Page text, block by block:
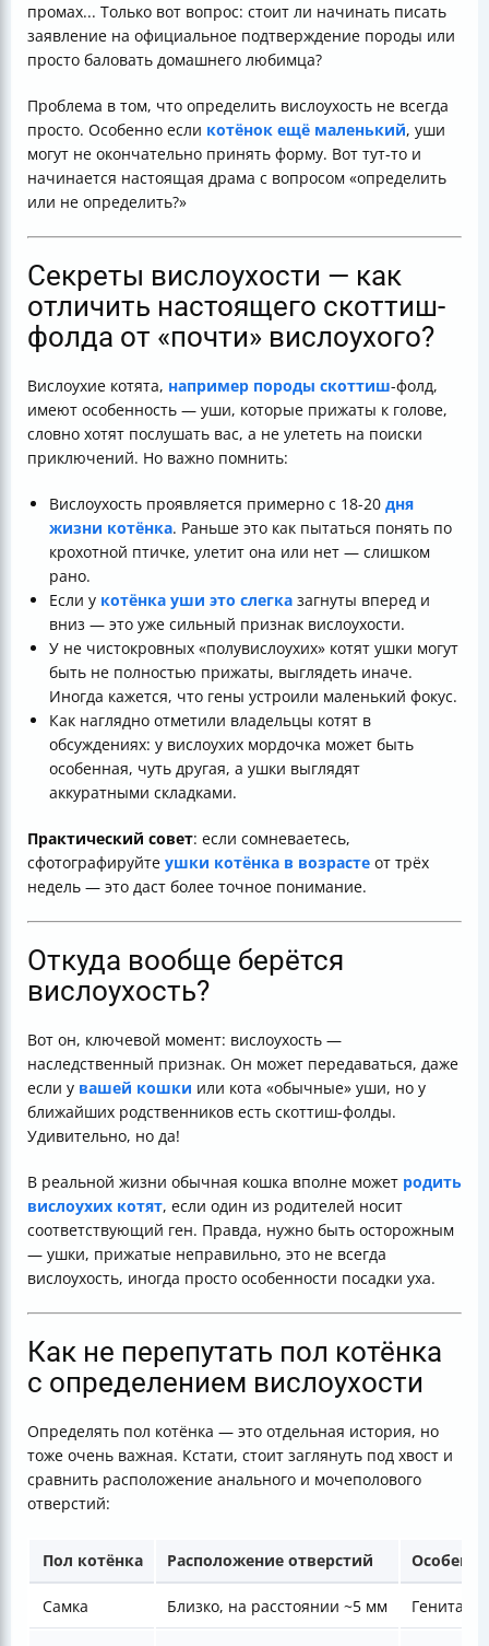
промах... Только вот вопрос: стоит ли начинать писать
заявление на официальное подтверждение породы или
просто баловать домашнего любимца?
Проблема в том, что определить вислоухость не всегда
просто. Особенно если котёнок ещё маленький, уши
могут не окончательно принять форму. Вот тут-то и
начинается настоящая драма с вопросом «определить
или не определить?»
Секреты вислоухости — как
отличить настоящего скоттиш-
фолда от «почти» вислоухого?
Вислоухие котята, например породы скоттиш-фолд,
имеют особенность — уши, которые прижаты к голове,
словно хотят послушать вас, а не улететь на поиски
приключений. Но важно помнить:
Вислоухость проявляется примерно с 18-20 дня
жизни котёнка. Раньше это как пытаться понять по
крохотной птичке, улетит она или нет — слишком
рано.
Если у котёнка уши это слегка загнуты вперед и
вниз — это уже сильный признак вислоухости.
У не чистокровных «полувислоухих» котят ушки могут
быть не полностью прижаты, выглядеть иначе.
Иногда кажется, что гены устроили маленький фокус.
Как наглядно отметили владельцы котят в
обсуждениях: у вислоухих мордочка может быть
особенная, чуть другая, а ушки выглядят
аккуратными складками.
Практический совет: если сомневаетесь,
сфотографируйте ушки котёнка в возрасте от трёх
недель — это даст более точное понимание.
Откуда вообще берётся
вислоухость?
Вот он, ключевой момент: вислоухость —
наследственный признак. Он может передаваться, даже
если у вашей кошки или кота «обычные» уши, но у
ближайших родственников есть скоттиш-фолды.
Удивительно, но да!
В реальной жизни обычная кошка вполне может родить
вислоухих котят, если один из родителей носит
соответствующий ген. Правда, нужно быть осторожным
— ушки, прижатые неправильно, это не всегда
вислоухость, иногда просто особенности посадки уха.
Как не перепутать пол котёнка
с определением вислоухости
Определять пол котёнка — это отдельная история, но
тоже очень важная. Кстати, стоит заглянуть под хвост и
сравнить расположение анального и мочеполового
отверстий:
Пол котёнка Расположение отверстий
Самка Близко, на расстоянии ~5 мм